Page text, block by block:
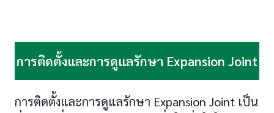
การติดตั้งและการดูแลรักษา Expansion Joint
การติดตั้งและการดูแลรักษา Expansion Joint เป็น